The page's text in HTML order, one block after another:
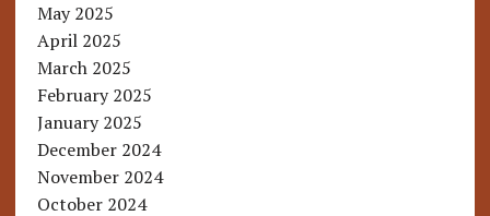
May 2025
April 2025
March 2025
February 2025
January 2025
December 2024
November 2024
October 2024